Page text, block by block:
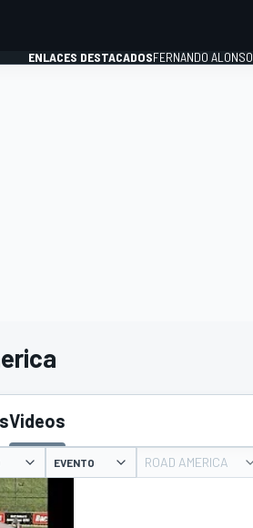
WRC
ENLACES DESTACADOSFERNANDO ALONSO
Videos
EVENTO ROAD AMERICA